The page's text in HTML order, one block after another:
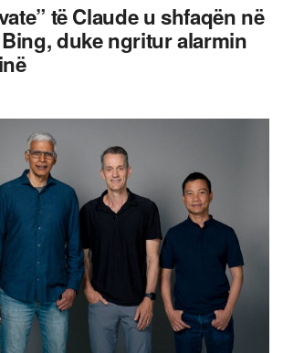
të Claude u shfaqën në
duke ngritur alarmin